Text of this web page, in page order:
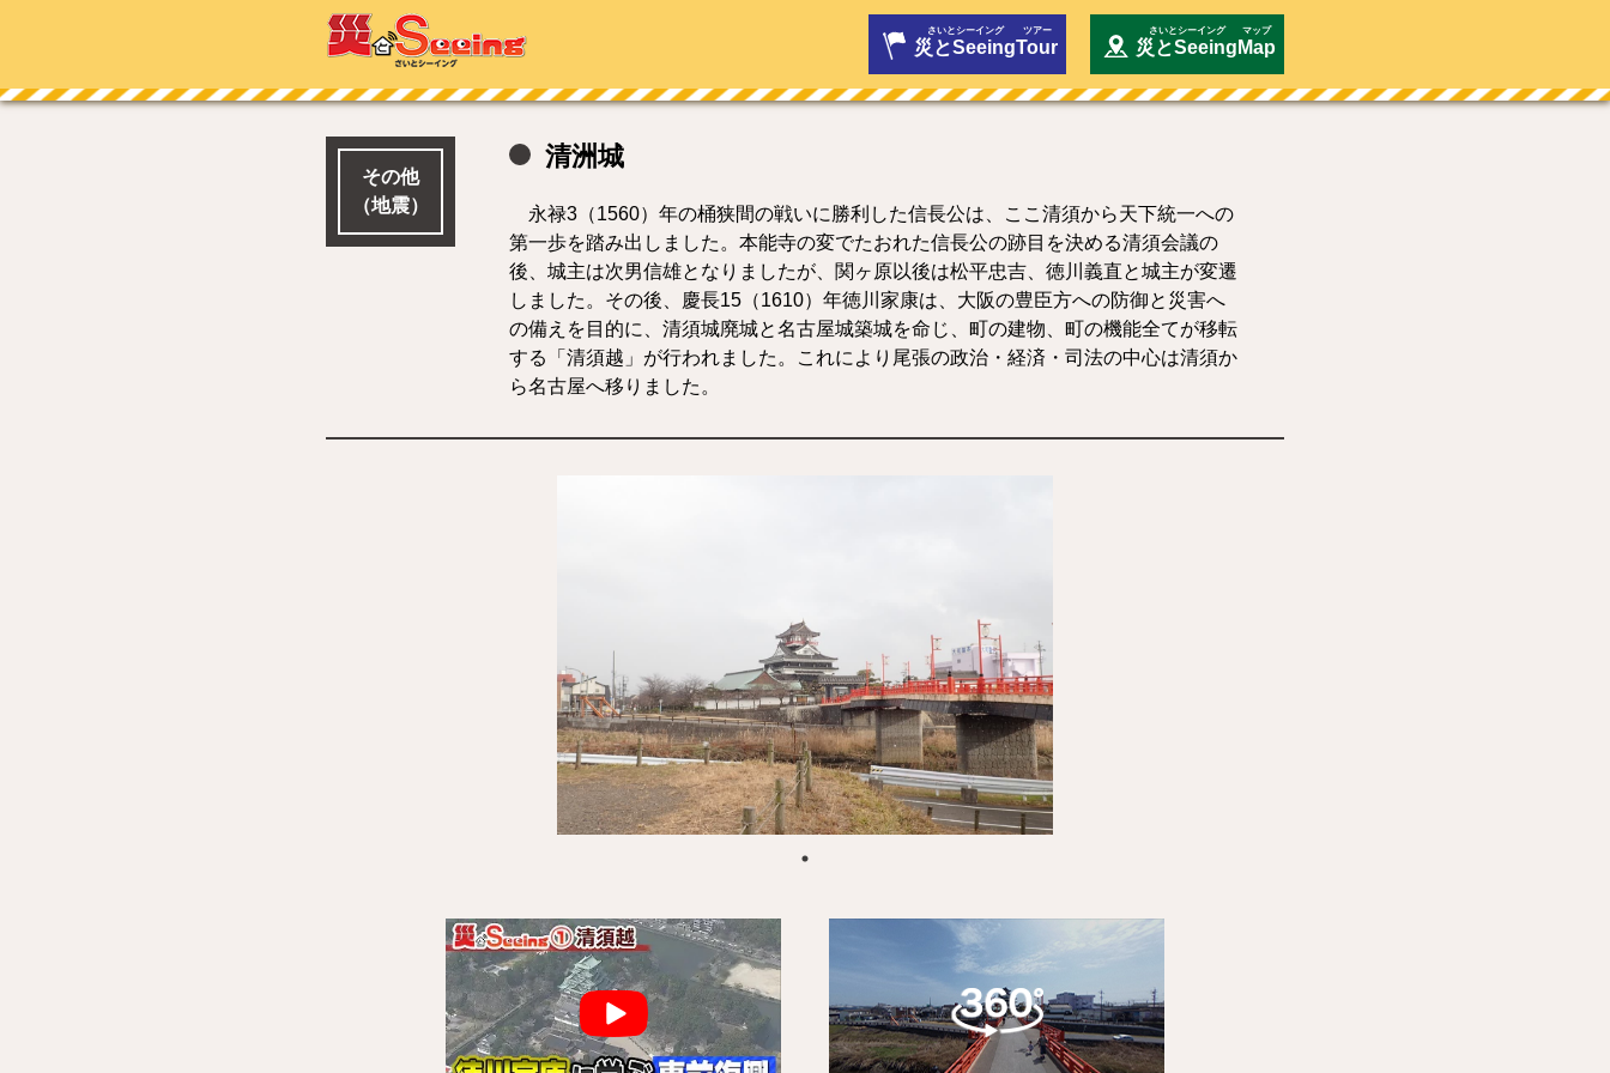
災とSeeingTour 災とSeeing Map
その他
（地震）
清洲城
永禄3（1560）年の桶狭間の戦いに勝利した信長公は、ここ清須から天下統一への
第一歩を踏み出しました。本能寺の変でたおれた信長公の跡目を決める清須会議の
後、城主は次男信雄となりましたが、関ヶ原以後は松平忠吉、徳川義直と城主が変遷
しました。その後、慶長15（1610）年徳川家康は、大阪の豊臣方への防御と災害へ
の備えを目的に、清須城廃城と名古屋城築城を命じ、町の建物、町の機能全てが移転
する「清須越」が行われました。これにより尾張の政治・経済・司法の中心は清須か
ら名古屋へ移りました。